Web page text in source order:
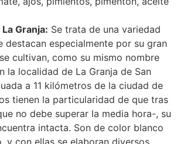
Granja: Se trata de una variedad
destacan especialmente por su gran
cultivan, como su mismo nombre
la localidad de La Granja de San
a 11 kilómetros de la ciudad de
tienen la particularidad de que tras
no debe superar la media hora-, su
intacta. Son de color blanco
y con ellas se elaboran diversos